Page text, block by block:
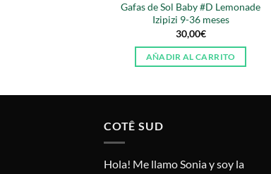
Gafas de Sol Baby #D Lemonade
Izipizi 9-36 meses
30,00€
AÑADIR AL CARRITO
COTÊ SUD
Hola! Me llamo Sonia y soy la